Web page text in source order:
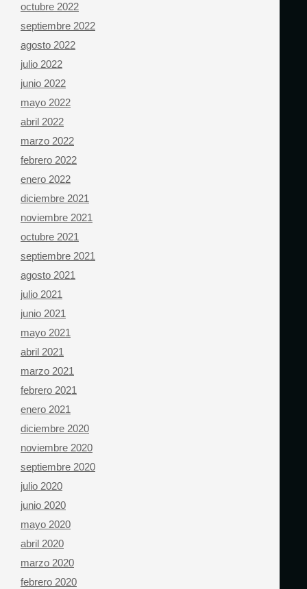
octubre 2022
septiembre 2022
agosto 2022
julio 2022
junio 2022
mayo 2022
abril 2022
marzo 2022
febrero 2022
enero 2022
diciembre 2021
noviembre 2021
octubre 2021
septiembre 2021
agosto 2021
julio 2021
junio 2021
mayo 2021
abril 2021
marzo 2021
febrero 2021
enero 2021
diciembre 2020
noviembre 2020
septiembre 2020
julio 2020
junio 2020
mayo 2020
abril 2020
marzo 2020
febrero 2020